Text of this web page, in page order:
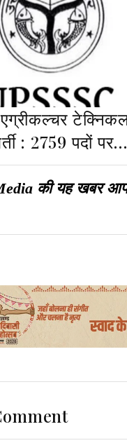
: 2759 पदों पर
से शुरू
की यह खबर